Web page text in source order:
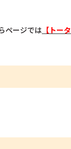
ページでは 【トータ